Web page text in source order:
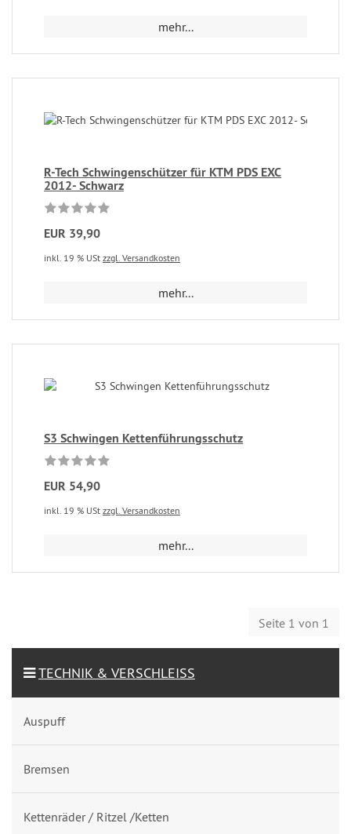
mehr...
R-Tech Schwingenschützer für KTM PDS EXC
2012- Schwarz
EUR 39,90
inkl. 19 % USt zzgl. Versandkosten
mehr...
S3 Schwingen Kettenführungsschutz
EUR 54,90
inkl. 19 % USt zzgl. Versandkosten
mehr...
Seite 1 von 1
TECHNIK & VERSCHLEISS
Auspuff
Bremsen
Kettenräder / Ritzel /Ketten